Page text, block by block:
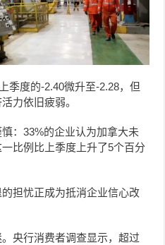
季度的-2.40微升至-2.28，但
力依旧疲弱。
：33%的企业认为加拿大未
比例比上季度上升了5个百分
担忧正成为抵消企业信心改
央行消费者调查显示，超过